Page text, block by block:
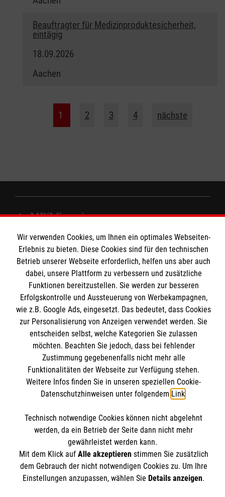
Beauftragter für Medizinproduktesicherheit,
eintägig
18.09.2026
Aachen
1 2 3 4 nächste
MBZ Euregio
Kurse für Ärzte
Kurse für Rettungsdienstler
Internationale Kurskonzepte
Informationen
Kontakt
Impressum
Datenschutz
AGB
Malteser online
Malteserorden
Malteser Jugend
Malteser International
Sharepoint
Soziale Netzwerke
Der Malteser Hilfsdienst e.V. ist als eingetragene
gemeinnützige Organisation von der Körperschaft- und
Gewerbesteuer befreit.
Wir verwenden Cookies, um Ihnen ein optimales Webseiten-
Erlebnis zu bieten. Diese Cookies sind für den technischen
Betrieb unserer Webseite erforderlich, helfen uns aber auch
dabei, unsere Plattform zu verbessern und zusätzliche
Funktionen bereitzustellen. Sie werden zur besseren
Erfolgskontrolle und Aussteuerung von Werbekampagnen,
wie z.B. Google Ads, eingesetzt. Das bedeutet, dass Cookies
zur Personalisierung von Anzeigen verwendet werden. Sie
entscheiden selbst, welche Kategorien Sie zulassen
möchten. Beachten Sie jedoch, dass bei fehlender
Zustimmung gegebenenfalls nicht mehr alle
Funktionalitäten der Webseite zur Verfügung stehen.
Weitere Infos finden Sie in unseren speziellen Cookie-
Datenschutzhinweisen unter folgendem Link.
Technisch notwendige Cookies können nicht abgelehnt
werden, da ein Betrieb der Seite dann nicht mehr
gewährleistet werden kann.
Mit dem Klick auf Alle akzeptierenstimmen Sie zusätzlich
dem Gebrauch der nicht notwendigen Cookies zu. Um Ihre
Einstellungen anzupassen, wählen Sie Details anzeigen.